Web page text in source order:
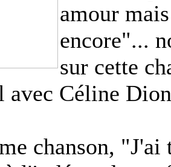
amour
encore"...
sur cette
avec Céline
chanson,